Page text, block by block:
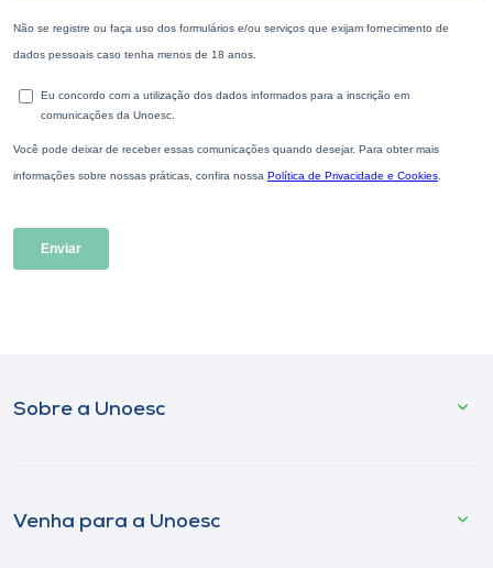
Sobre a Unoesc
Venha para a Unoesc